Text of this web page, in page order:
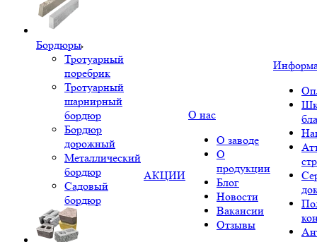
Бордюры
Тротуарный
поребрик
Тротуарный
шарнирный
бордюр
Бордюр
дорожный
Металлический
бордюр
Садовый
бордюр
АКЦИИ
О нас
О заводе
О
продукции
Блог
Новости
Вакансии
Отзывы